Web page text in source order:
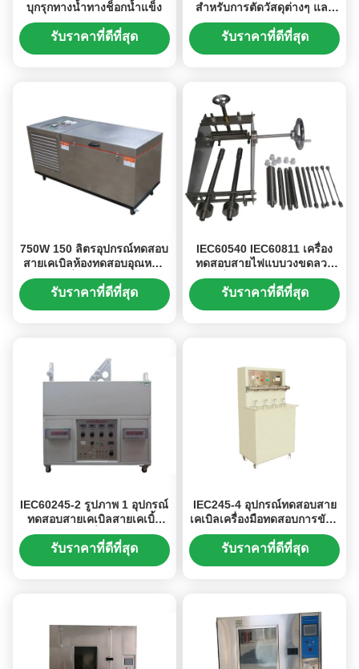
บุกรุกทางน้ำทางช็อกน้ำแข็ง
รับราคาที่ดีที่สุด
สําหรับการตัดวัสดุต่างๆ และ
การปรับปรุงรูปแบบของมีด
รับราคาที่ดีที่สุด
750W 150 ลิตรอุปกรณ์ทดสอบ
สายเคเบิลห้องทดสอบอุณหภูมิ
ต่ำ IEC540
รับราคาที่ดีที่สุด
IEC60540 IEC60811 เครื่อง
ทดสอบสายไฟแบบวงขดลวด
เครื่องทดสอบแรงดัดงอ
รับราคาที่ดีที่สุด
IEC60245-2 รูปภาพ 1 อุปกรณ์
ทดสอบสายเคเบิลสายเคเบิ้ล
แบบยืดหยุ่นเครื่องทดสอบการ
ยืดหยุ่น
รับราคาที่ดีที่สุด
IEC245-4 อุปกรณ์ทดสอบสาย
เคเบิลเครื่องมือทดสอบการขัดถู
สายไฟฟ้าแรงสูง
รับราคาที่ดีที่สุด